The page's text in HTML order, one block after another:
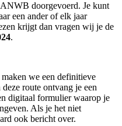
doorgevoerd. Je kunt
een ander of elk jaar
krijgt dan vragen wij je de
.
we een definitieve
route ontvang je een
digitaal formulier waarop je
Als je het niet
ook bericht over.